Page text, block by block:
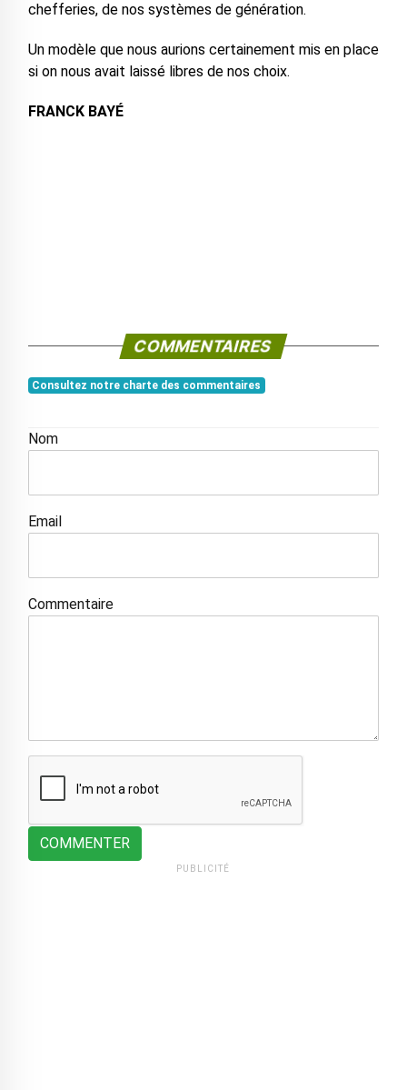
chefferies, de nos systèmes de génération.
Un modèle que nous aurions certainement mis en place
si on nous avait laissé libres de nos choix.
FRANCK BAYÉ
COMMENTAIRES
Consultez notre charte des commentaires
Nom
Email
Commentaire
COMMENTER
PUBLICITÉ